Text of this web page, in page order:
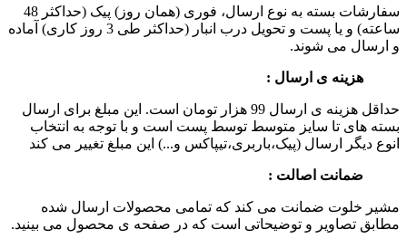
سفارشات بسته به نوع ارسال، فوری (همان روز) پیک (حداکثر 48
ساعته) و یا پست و تحویل درب انبار (حداکثر طی 3 روز کاری) آماده
و ارسال می شوند.
هزینه ی ارسال :
حداقل هزینه ی ارسال 99 هزار تومان است. این مبلغ برای ارسال
بسته های تا سایز متوسط توسط پست است و با توجه به انتخاب
انوع دیگر ارسال (پیک،باربری،تیپاکس و...) این مبلغ تغییر می کند
ضمانت اصالت :
مشیر خلوت ضمانت می کند که تمامی محصولات ارسال شده
مطابق تصاویر و توضیحاتی است که در صفحه ی محصول می بینید.